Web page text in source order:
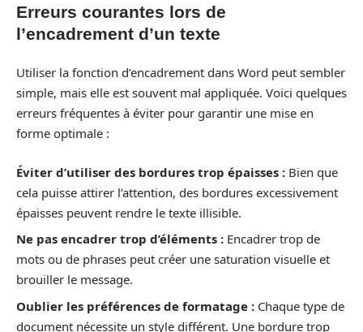
Erreurs courantes lors de
l’encadrement d’un texte
Utiliser la fonction d’encadrement dans Word peut sembler
simple, mais elle est souvent mal appliquée. Voici quelques
erreurs fréquentes à éviter pour garantir une mise en
forme optimale :
Éviter d’utiliser des bordures trop épaisses : Bien que
cela puisse attirer l’attention, des bordures excessivement
épaisses peuvent rendre le texte illisible.
Ne pas encadrer trop d’éléments : Encadrer trop de
mots ou de phrases peut créer une saturation visuelle et
brouiller le message.
Oublier les préférences de formatage : Chaque type de
document nécessite un style différent. Une bordure trop